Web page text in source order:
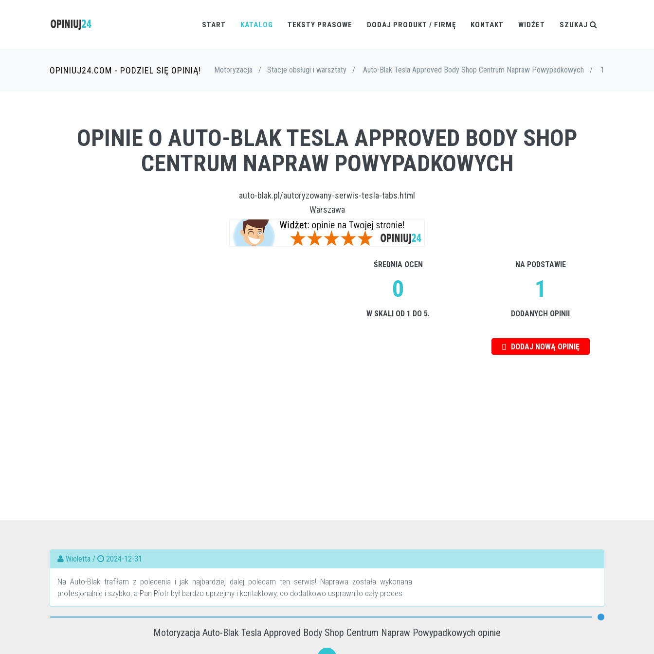
START KATALOG TEKSTY PRASOWE DODAJ PRODUKT / FIRMĘ KONTAKT WIDŻET SZUKAJ
OPINIUJ24.COM - PODZIEL SIĘ OPINIĄ! Motoryzacja / Stacje obsługi i warsztaty / Auto-Blak Tesla Approved Body Shop Centrum Napraw Powypadkowych / 1
OPINIE O AUTO-BLAK TESLA APPROVED BODY SHOP
CENTRUM NAPRAW POWYPADKOWYCH
auto-blak.pl/autoryzowany-serwis-tesla-tabs.html
Warszawa
ŚREDNIA OCEN
0
W SKALI OD 1 DO 5.
NA PODSTAWIE
1
DODANYCH OPINII
DODAJ NOWĄ OPINIĘ
Wioletta / 2024-12-31
Na Auto-Blak trafiłam z polecenia i jak najbardziej dalej polecam ten serwis! Naprawa została wykonana
profesjonalnie i szybko, a Pan Piotr był bardzo uprzejmy i kontaktowy, co dodatkowo usprawniło cały proces
Motoryzacja Auto-Blak Tesla Approved Body Shop Centrum Napraw Powypadkowych opinie